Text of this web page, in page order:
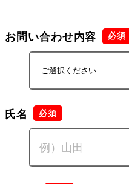
お問い合わせ内容
氏名